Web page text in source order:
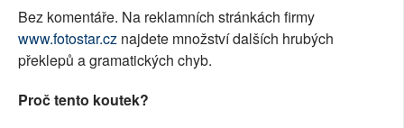
Bez komentáře. Na reklamních stránkách firmy
www.fotostar.cz najdete množství dalších hrubých
překlepů a gramatických chyb.
Proč tento koutek?